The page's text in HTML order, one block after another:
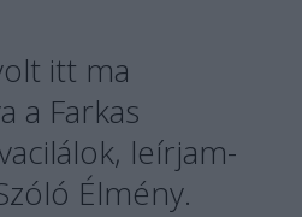
itt ma
a Farkas
leírjam-
Élmény.